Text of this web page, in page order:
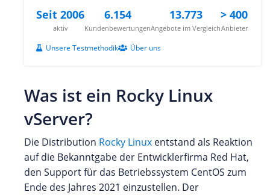
Seit 2006
aktiv
6.154
Kundenbewertungen
13.773
Angebote im Vergleich
> 400
Anbieter
Unsere Testmethodik Über uns
Was ist ein Rocky Linux
vServer?
Die Distribution Rocky Linux entstand als Reaktion
auf die Bekanntgabe der Entwicklerfirma Red Hat,
den Support für das Betriebssystem CentOS zum
Ende des Jahres 2021 einzustellen. Der